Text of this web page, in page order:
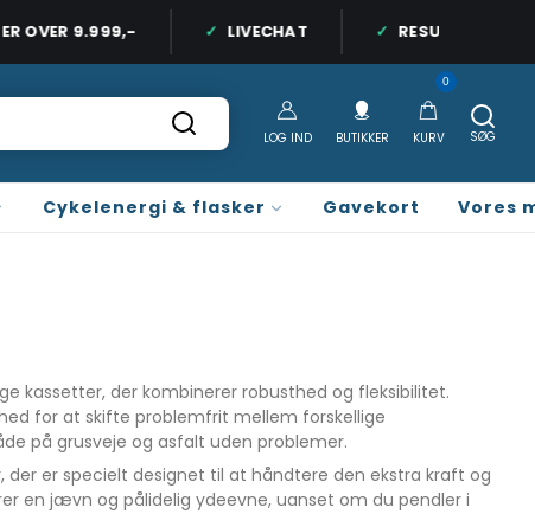
OVER 9.999,- LIVECHAT RESURS BANK LÅN
LOG IND BUTIKKER KURV
0
SØG
Cykelenergi & flasker Gavekort Vores
+45 77 66 00 10 ALLE HVERDAGE 9.30-17.30
kassetter, der kombinerer robusthed og fleksibilitet.
for at skifte problemfrit mellem forskellige
på grusveje og asfalt uden problemer.
der er specielt designet til at håndtere den ekstra kraft og
en jævn og pålidelig ydeevne, uanset om du pendler i